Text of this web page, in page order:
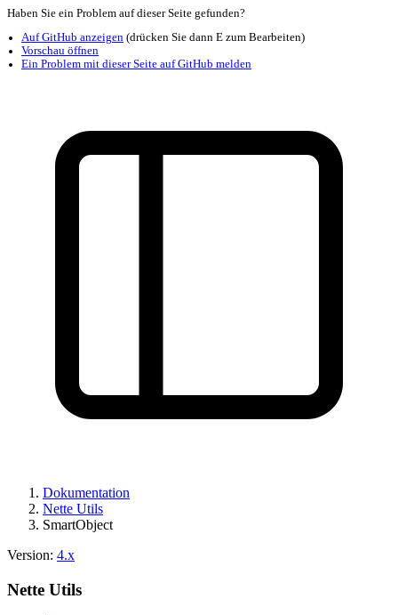
Dokumentation
Nette Utils
SmartObject
Version: 4.x
Nette Utils